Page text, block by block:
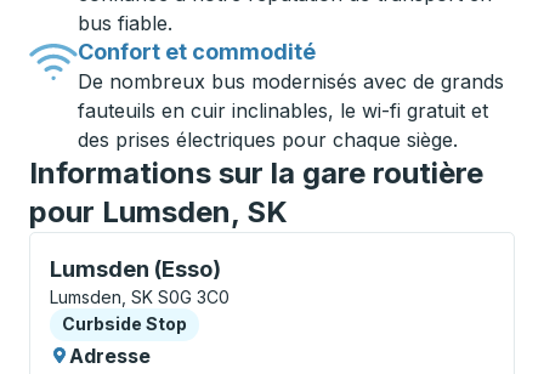
bus fiable.
Confort et commodité
De nombreux bus modernisés avec de grands
fauteuils en cuir inclinables, le wi-fi gratuit et
des prises électriques pour chaque siège.
Informations sur la gare routière
pour Lumsden, SK
Lumsden (Esso)
Curbside Stop, utilisez les touches fléchées ou la
Lumsden, SK S0G 3C0
Curbside Stop
Curbside Stop
Adresse